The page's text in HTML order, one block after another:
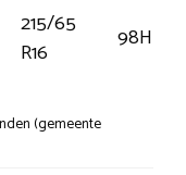
215/65
R16
98H
(gemeente